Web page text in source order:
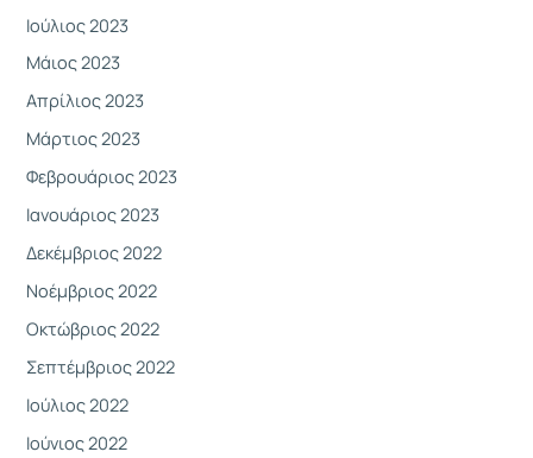
Ιούλιος 2023
Μάιος 2023
Απρίλιος 2023
Μάρτιος 2023
Φεβρουάριος 2023
Ιανουάριος 2023
Δεκέμβριος 2022
Νοέμβριος 2022
Οκτώβριος 2022
Σεπτέμβριος 2022
Ιούλιος 2022
Ιούνιος 2022